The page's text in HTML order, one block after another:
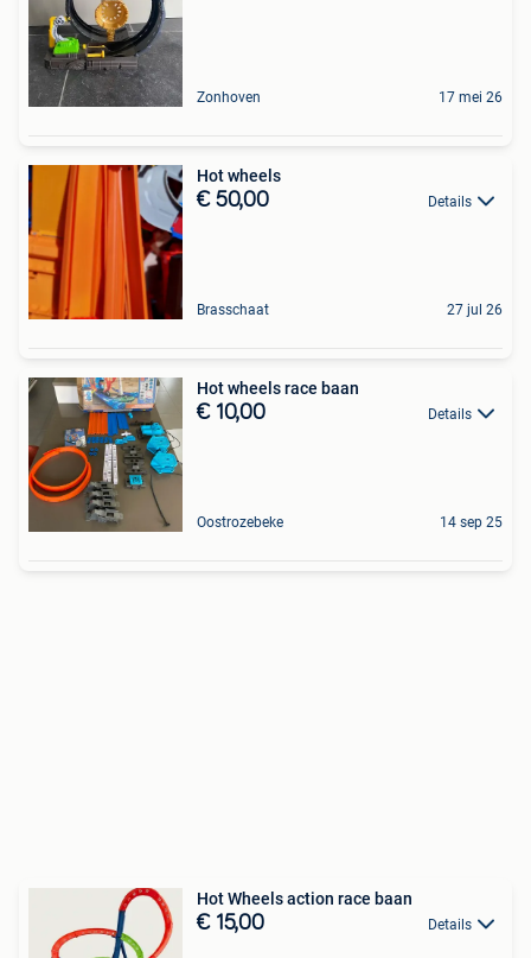
Zonhoven 17 mei 26
Hot wheels
€ 50,00 Details
Brasschaat 27 jul 26
Hot wheels race baan
€ 10,00 Details
Oostrozebeke 14 sep 25
Hot Wheels action race baan
€ 15,00 Details